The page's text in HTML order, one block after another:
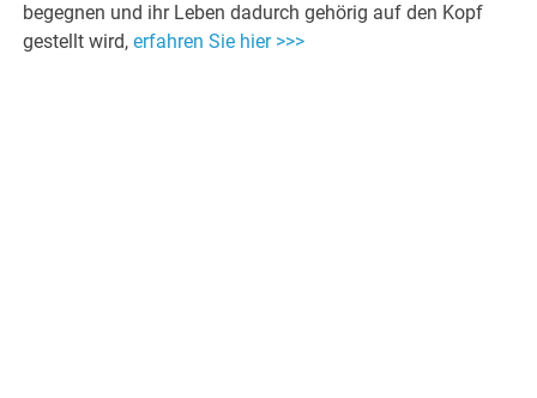
begegnen und ihr Leben dadurch gehörig auf den Kopf
gestellt wird,erfahren Sie hier >>>